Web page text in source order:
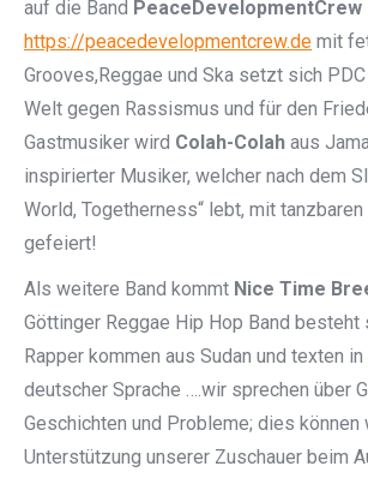
auf die Band PeaceDevelopmentCrew
https://peacedevelopmentcrew.de mit
Grooves,Reggae und Ska setzt sich
Welt gegen Rassismus und für den
Gastmusiker wird Colah-Colah aus
inspirierter Musiker, welcher nach dem
World, Togetherness“ lebt, mit tanzbaren
gefeiert!
Als weitere Band kommt Nice Time
Göttinger Reggae Hip Hop Band besteht
Rapper kommen aus Sudan und texten
deutscher Sprache ….wir sprechen über
Geschichten und Probleme; dies können
Unterstützung unserer Zuschauer beim